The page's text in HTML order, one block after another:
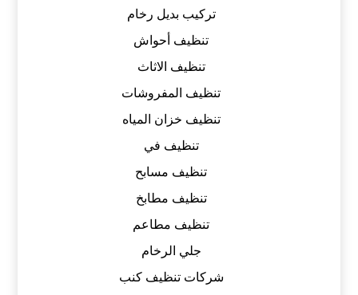
تركيب بديل رخام
تنظيف أحواش
تنظيف الاثاث
تنظيف المفروشات
تنظيف خزان المياه
تنظيف في
تنظيف مسابح
تنظيف مطابخ
تنظيف مطاعم
جلي الرخام
شركات تنظيف كنب